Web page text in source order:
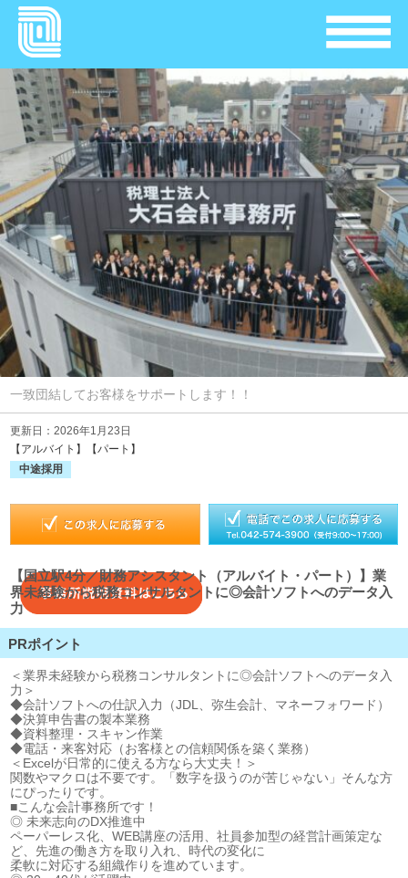
一致団結してお客様をサポートします！！
更新日：2026年1月23日
【アルバイト】【パート】
中途採用
【国立駅4分／財務アシスタント（アルバイト・パート）】業
界未経験から税務コンサルタントに◎会計ソフトへのデータ入
力
PRポイント
＜業界未経験から税務コンサルタントに◎会計ソフトへのデータ入
力＞
◆会計ソフトへの仕訳入力（JDL、弥生会計、マネーフォワード）
◆決算申告書の製本業務
◆資料整理・スキャン作業
◆電話・来客対応（お客様との信頼関係を築く業務）
＜Excelが日常的に使える方なら大丈夫！＞
関数やマクロは不要です。「数字を扱うのが苦じゃない」そんな方
にぴったりです。
■こんな会計事務所です！
◎ 未来志向のDX推進中
ペーパーレス化、WEB講座の活用、社員参加型の経営計画策定な
ど、先進の働き方を取り入れ、時代の変化に
柔軟に対応する組織作りを進めています。